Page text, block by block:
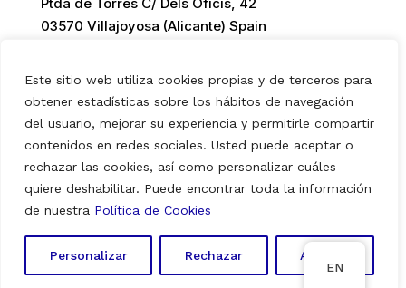
Este sitio web utiliza cookies propias y de terceros para
obtener estadísticas sobre los hábitos de navegación
del usuario, mejorar su experiencia y permitirle compartir
contenidos en redes sociales. Usted puede aceptar o
rechazar las cookies, así como personalizar cuáles
quiere deshabilitar. Puede encontrar toda la información
de nuestra Política de Cookies
Personalizar Rechazar Aceptar
Ptda de Torres C/ Dels Oficis, 42
03570 Villajoyosa (Alicante) Spain
© 2026 Europ Foods. All rights reserved.
Aviso Legal|Política de Privacidad
EN